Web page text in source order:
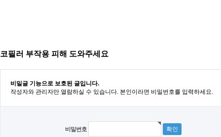
코필러 부작용 피해 도와주세요
비밀글 기능으로 보호된 글입니다.
작성자와 관리자만 열람하실 수 있습니다. 본인이라면 비밀번호를 입력하세요.
비밀번호